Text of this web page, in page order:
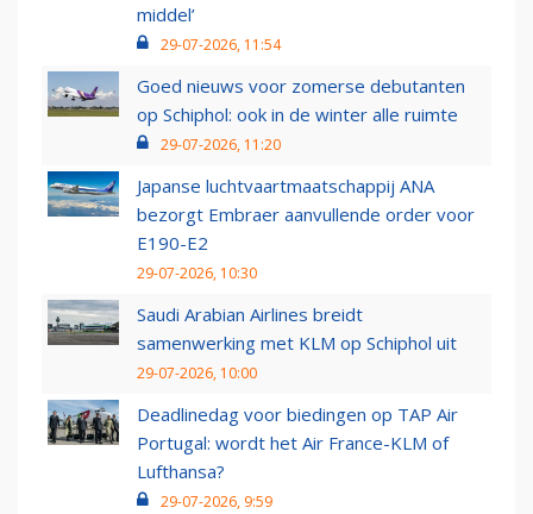
middel’
29-07-2026, 11:54
Goed nieuws voor zomerse debutanten
op Schiphol: ook in de winter alle ruimte
29-07-2026, 11:20
Japanse luchtvaartmaatschappij ANA
bezorgt Embraer aanvullende order voor
E190-E2
29-07-2026, 10:30
Saudi Arabian Airlines breidt
samenwerking met KLM op Schiphol uit
29-07-2026, 10:00
Deadlinedag voor biedingen op TAP Air
Portugal: wordt het Air France-KLM of
Lufthansa?
29-07-2026, 9:59